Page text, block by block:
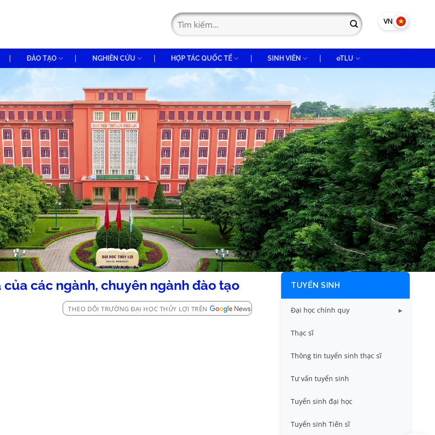
VN EN
ĐÀO TẠO NGHIÊN CỨU HỢP TÁC QUỐC TẾ SINH VIÊN eTLU
của các ngành, chuyên ngành đào tạo
THEO DÕI TRƯỜNG ĐẠI HỌC THỦY LỢI TRÊN
TUYỂN SINH
Đại học chính quy
Điểm chuẩn các năm
Thông tin tuyển sinh
Thạc sĩ
Thông tin tuyển sinh thạc sĩ
Tư vấn tuyển sinh
Tuyển sinh đại học
Tuyển sinh Tiến sĩ